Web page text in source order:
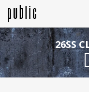
26SS